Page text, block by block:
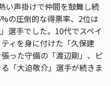
い声掛けで仲間を鼓舞し続
の圧倒的な得票率、2位は
選手でした。10代でスペイ
ィを身に付けた「久保建
った守備の「渡辺剛」、ピ
「大迫敬介」選手が続きま